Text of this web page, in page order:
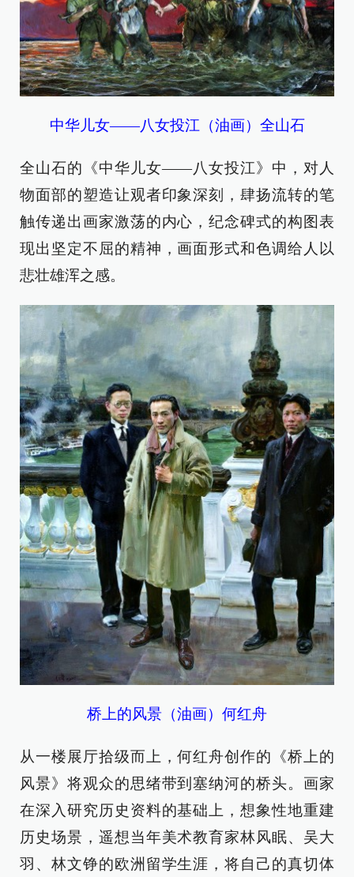
中华儿女——八女投江（油画）全山石
全山石的《中华儿女——八女投江》中，对人
物面部的塑造让观者印象深刻，肆扬流转的笔
触传递出画家激荡的内心，纪念碑式的构图表
现出坚定不屈的精神，画面形式和色调给人以
悲壮雄浑之感。
桥上的风景（油画）何红舟
从一楼展厅拾级而上，何红舟创作的《桥上的
风景》将观众的思绪带到塞纳河的桥头。画家
在深入研究历史资料的基础上，想象性地重建
历史场景，遥想当年美术教育家林风眠、吴大
羽、林文铮的欧洲留学生涯，将自己的真切体